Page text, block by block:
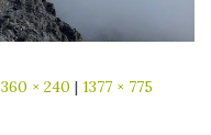
360 × 240 | 1377 × 775